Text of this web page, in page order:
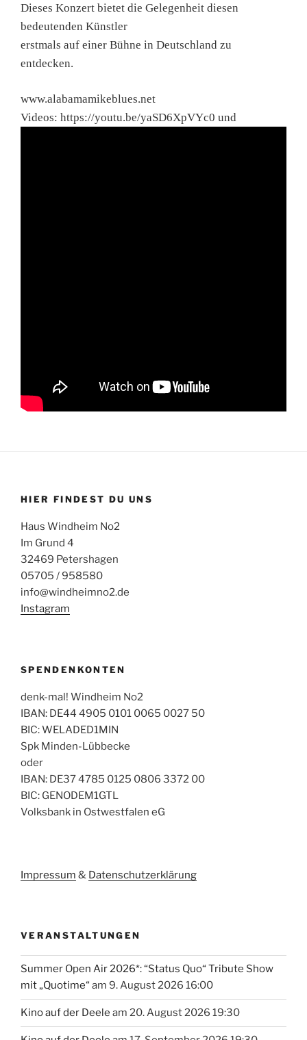
Dieses Konzert bietet die Gelegenheit diesen
bedeutenden Künstler
erstmals auf einer Bühne in Deutschland zu
entdecken.
www.alabamamikeblues.net
Videos: https://youtu.be/yaSD6XpVYc0 und
HIER FINDEST DU UNS
Haus Windheim No2
Im Grund 4
32469 Petershagen
05705 / 958580
info@windheimno2.de
Instagram
SPENDENKONTEN
denk-mal! Windheim No2
IBAN: DE44 4905 0101 0065 0027 50
BIC: WELADED1MIN
Spk Minden-Lübbecke
oder
IBAN: DE37 4785 0125 0806 3372 00
BIC: GENODEM1GTL
Volksbank in Ostwestfalen eG
Impressum & Datenschutzerklärung
VERANSTALTUNGEN
Summer Open Air 2026*: “Status Quo“ Tribute Show
mit „Quotime“ am 9. August 2026 16:00
Kino auf der Deele am 20. August 2026 19:30